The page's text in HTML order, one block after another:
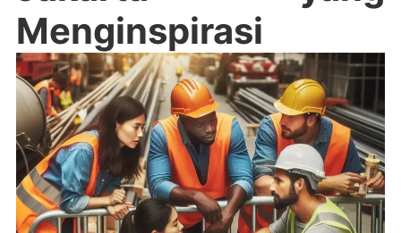
Menginspirasi